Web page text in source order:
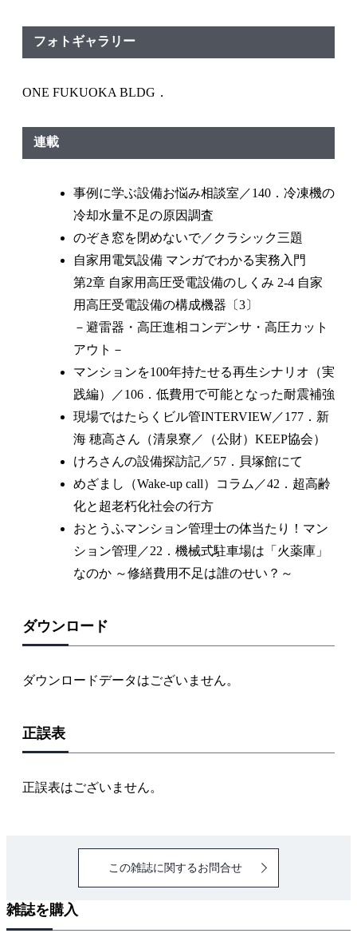
フォトギャラリー
ONE FUKUOKA BLDG．
連載
事例に学ぶ設備お悩み相談室／140．冷凍機の
冷却水量不足の原因調査
のぞき窓を閉めないで／クラシック三題
自家用電気設備 マンガでわかる実務入門
第2章 自家用高圧受電設備のしくみ 2-4 自家
用高圧受電設備の構成機器〔3〕
－避雷器・高圧進相コンデンサ・高圧カット
アウト－
マンションを100年持たせる再生シナリオ（実
践編）／106．低費用で可能となった耐震補強
現場ではたらくビル管INTERVIEW／177．新
海 穂高さん（清泉寮／（公財）KEEP協会）
けろさんの設備探訪記／57．貝塚館にて
めざまし（Wake-up call）コラム／42．超高齢
化と超老朽化社会の行方
おとうふマンション管理士の体当たり！マン
ション管理／22．機械式駐車場は「火薬庫」
なのか ～修繕費用不足は誰のせい？～
ダウンロード
ダウンロードデータはございません。
正誤表
正誤表はございません。
この雑誌に関するお問合せ
雑誌を購入